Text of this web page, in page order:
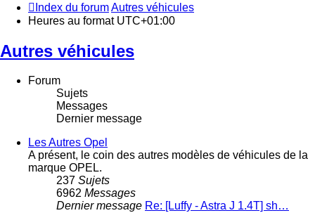
Index du forumAutres véhicules
Heures au format UTC+01:00
Autres véhicules
Forum
Sujets
Messages
Dernier message
Les Autres Opel
A présent, le coin des autres modèles de véhicules de la
marque OPEL.
237 Sujets
6962 Messages
Dernier message Re: [Luffy - Astra J 1.4T] sh…